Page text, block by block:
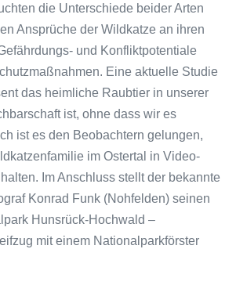
die Unterschiede beider Arten
Ansprüche der Wildkatze an ihren
und Konfliktpotentiale
Eine aktuelle Studie
das heimliche Raubtier in unserer
ist, ohne dass wir es
ist es den Beobachtern gelungen,
im Ostertal in Video-
Im Anschluss stellt der bekannte
Konrad Funk (Nohfelden) seinen
Hunsrück-Hochwald –
mit einem Nationalparkförster